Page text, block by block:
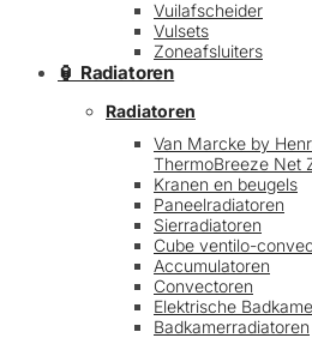
Vuilafscheider
Vulsets
Zoneafsluiters
🏮 Radiatoren
Radiatoren
Van Marcke by
ThermoBreeze Net
Kranen en beugels
Paneelradiatoren
Sierradiatoren
Cube ventilo-
Accumulatoren
Convectoren
Elektrische
Badkamerradiatoren